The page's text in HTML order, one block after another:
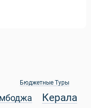
Бюджетные Туры
Керала